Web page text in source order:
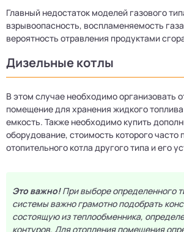
Главный недостаток моделей газового
взрывоопасность, воспламеняемость
вероятность отравления продуктами
Дизельные котлы
В этом случае необходимо организовать
помещение для хранения жидкого
емкость. Также необходимо купить
оборудование, стоимость которого
отопительного котла другого типа и его
Это важно!При выборе определенного
системы важно грамотно подобрать
состоящую из теплообменника,
контуров. Для отопления помещения